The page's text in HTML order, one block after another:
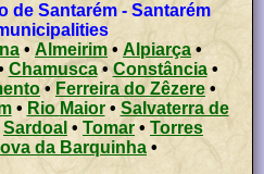
de Santarém - Santarém
• Almeirim• Alpiarça•
Chamusca•Constância•
• Ferreira do Zêzere •
• Rio Maior• Salvaterra de
Sardoal • Tomar • Torres
Nova da Barquinha •